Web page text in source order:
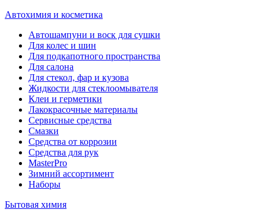
Автохимия и косметика
Автошампуни и воск для сушки
Для колес и шин
Для подкапотного пространства
Для салона
Для стекол, фар и кузова
Жидкости для стеклоомывателя
Клеи и герметики
Лакокрасочные материалы
Сервисные средства
Смазки
Средства от коррозии
Средства для рук
MasterPro
Зимний ассортимент
Наборы
Бытовая химия